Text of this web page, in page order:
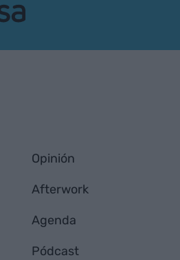
Opinión
Afterwork
Agenda
Pódcast